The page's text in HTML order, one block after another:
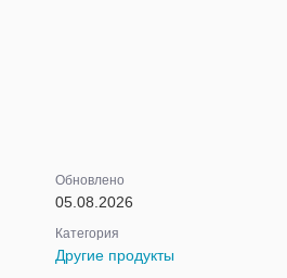
Обновлено
05.08.2026
Категория
Другие продукты